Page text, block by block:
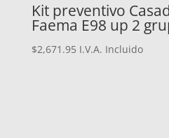
Kit preventivo
Faema E98 up 2
$2,671.95 I.V.A. Incluido